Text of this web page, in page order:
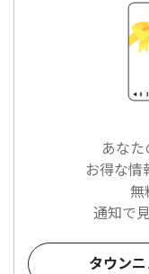
あなた
お得な情
無
通知で
タウン